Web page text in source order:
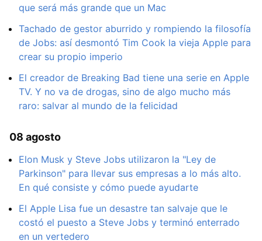
que será más grande que un Mac
Tachado de gestor aburrido y rompiendo la filosofía
de Jobs: así desmontó Tim Cook la vieja Apple para
crear su propio imperio
El creador de Breaking Bad tiene una serie en Apple
TV. Y no va de drogas, sino de algo mucho más
raro: salvar al mundo de la felicidad
08 agosto
Elon Musk y Steve Jobs utilizaron la "Ley de
Parkinson" para llevar sus empresas a lo más alto.
En qué consiste y cómo puede ayudarte
El Apple Lisa fue un desastre tan salvaje que le
costó el puesto a Steve Jobs y terminó enterrado
en un vertedero